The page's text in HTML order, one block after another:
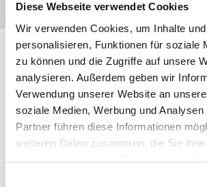
Diese Webseite verwendet Cookies
Wir verwenden Cookies, um Inhalte
personalisieren, Funktionen für soziale
zu können und die Zugriffe auf unsere
analysieren. Außerdem geben wir
Verwendung unserer Website an
soziale Medien, Werbung und
Partner führen diese Informationen
weiteren Daten zusammen, die Sie
haben oder die sie im Rahmen Ihrer
Spezifikationen
Aesthetic Specifications
Environmental Specifications
Mechanical Specifications